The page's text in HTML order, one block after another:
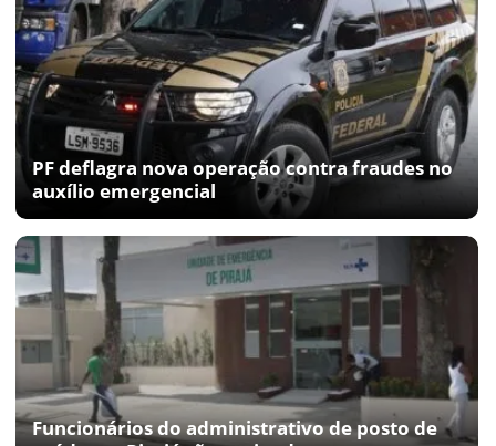
PF deflagra nova operação contra fraudes no
auxílio emergencial
Funcionários do administrativo de posto de